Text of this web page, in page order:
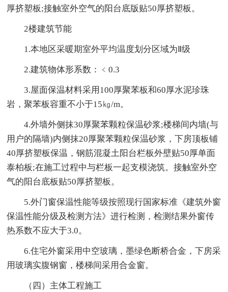
厚挤塑板;接触室外空气的阳台底版贴50厚挤塑板。
2楼建筑节能
1.本地区采暖期室外平均温度划分区域为Ⅱ级
2.建筑物体形系数：﹤0.3
3.屋面保温材料采用100厚聚苯板和60厚水泥珍珠
岩，聚苯板容重不小于15㎏/m。
4.外墙外侧抹30厚聚苯颗粒保温砂浆;楼梯间内墙(与
用户的隔墙)内侧抹20厚聚苯颗粒保温砂浆，下房顶板铺
40厚挤塑板保温，钢筋混凝土阳台栏板外壁贴50厚单面
泰柏板;在施工过程中与栏板一起支模浇筑。接触室外空
气的阳台底板贴50厚挤塑板。
5.外门窗保温性能等级按照现行国家标准《建筑外窗
保温性能分级及检测方法》进行检测，检测结果外窗传
热系数不应大于3.0。
6.住宅外窗采用中空玻璃，墨绿色断桥合金，下房采
用玻璃实腹钢窗，楼梯间采用合金窗。
（四）主体工程施工